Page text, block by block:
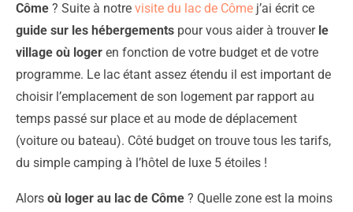
Côme ? Suite à notre visite du lac de Côme j’ai écrit ce
guide sur les hébergements pour vous aider à trouver le
village où loger en fonction de votre budget et de votre
programme. Le lac étant assez étendu il est important de
choisir l’emplacement de son logement par rapport au
temps passé sur place et au mode de déplacement
(voiture ou bateau). Côté budget on trouve tous les tarifs,
du simple camping à l’hôtel de luxe 5 étoiles !
Alors où loger au lac de Côme ? Quelle zone est la moins